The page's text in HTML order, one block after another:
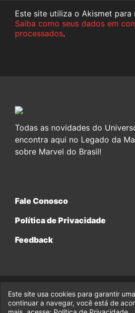
Este site utiliza o Akismet para
Saiba como seus dados em
processados.
Todas as novidades do
encontra aqui no Legado da
sobre Marvel do Brasil!
Fale Conosco
Política de Privacidade
Feedback
© 2017-2026 Legado da Marvel,
Enterprises.
Este site usa cookies para garantir
continuar a navegar, você está de